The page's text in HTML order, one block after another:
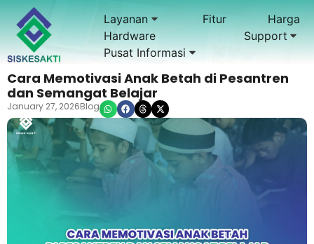
Layanan Fitur
Harga
Hardware
Support
Pusat Informasi
Cara Memotivasi Anak Betah di Pesantren
dan Semangat Belajar
January 27, 2026Blog